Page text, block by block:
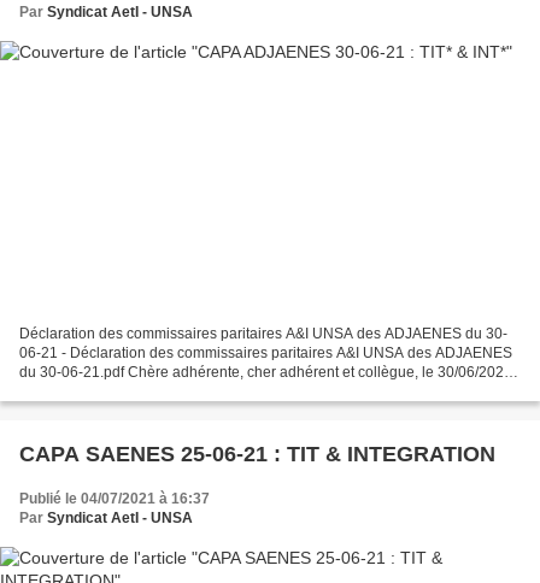
Par Syndicat AetI - UNSA
Déclaration des commissaires paritaires A&I UNSA des ADJAENES du 30-
06-21 - Déclaration des commissaires paritaires A&I UNSA des ADJAENES
du 30-06-21.pdf Chère adhérente, cher adhérent et collègue, le 30/06/2021
CAPA SAENES 25-06-21 : TIT & INTEGRATION
Publié le 04/07/2021 à 16:37
Par Syndicat AetI - UNSA